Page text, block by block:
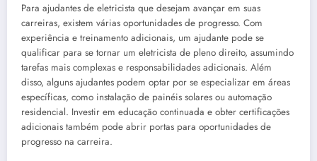
Para ajudantes de eletricista que desejam avançar em suas
carreiras, existem várias oportunidades de progresso. Com
experiência e treinamento adicionais, um ajudante pode se
qualificar para se tornar um eletricista de pleno direito, assumindo
tarefas mais complexas e responsabilidades adicionais. Além
disso, alguns ajudantes podem optar por se especializar em áreas
específicas, como instalação de painéis solares ou automação
residencial. Investir em educação continuada e obter certificações
adicionais também pode abrir portas para oportunidades de
progresso na carreira.